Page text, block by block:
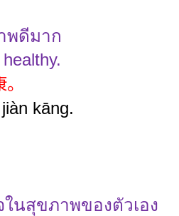
พดีมาก
healthy.
kāng.
นสุขภาพของตัวเอง